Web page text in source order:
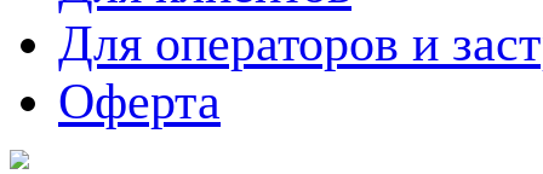
Для операторов и
Оферта